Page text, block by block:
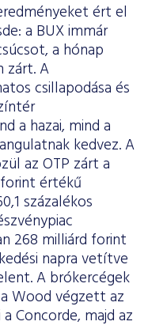
ért el
a BUX immár
a hónap
zárt. A
csillapodása és
a hazai, mind a
kedvez. A
az OTP zárt a
forint értékű
százalékos
268 milliárd forint
napra vetítve
A brókercégek
Wood végzett az
Concorde, majd az